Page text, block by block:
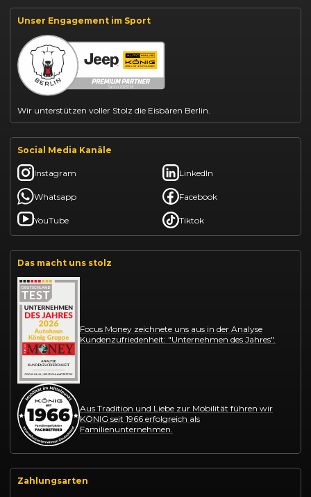
Suzuki Swift finanzieren
BYD Dolphin finanzieren
Kia Ceed finanzieren
Kia Sportage leasen
Mazda CX-30 finanzieren
Citroën C3 leasen
Unser Engagement im Sport
Wir unterstützen voller Stolz die Eisbären Berlin.
Social Media Kanäle
Instagram LinkedIn
Whatsapp Facebook
YouTube Tiktok
Das macht uns stolz
Focus Money zeichnete uns aus in der Analyse
Kundenzufriedenheit: "Unternehmen des Jahres".
Aus Tradition und Liebe zur Mobilität führen wir
KÖNIG seit 1966 erfolgreich als
Familienunternehmen.
Zahlungsarten